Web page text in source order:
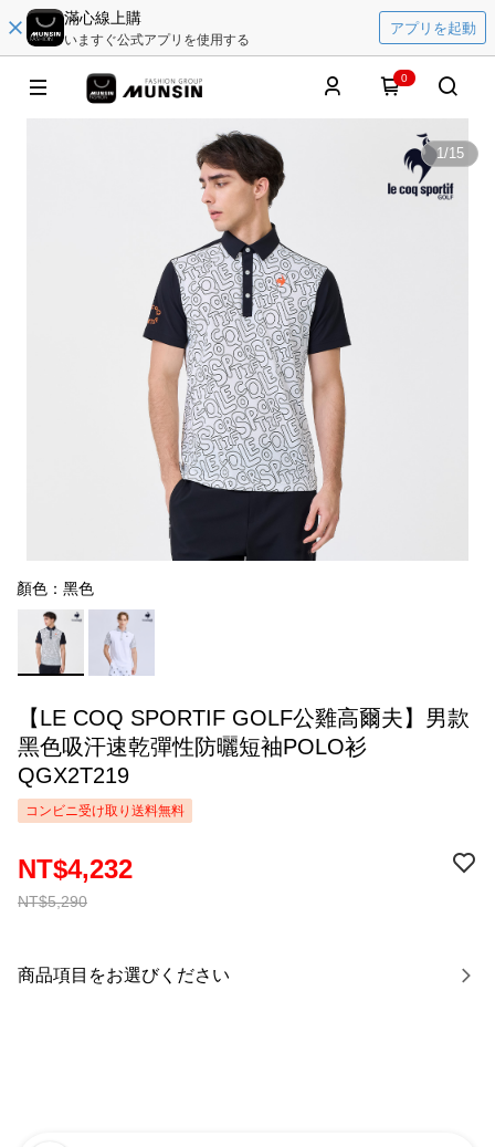
滿心線上購
いますぐ公式アプリを使用する
アプリを起動
0
1/15
顏色：黑色
【LE COQ SPORTIF GOLF公雞高爾夫】男款
黑色吸汗速乾彈性防曬短袖POLO衫
QGX2T219
コンビニ受け取り送料無料
NT$5,290
NT$4,232
商品項目をお選びください